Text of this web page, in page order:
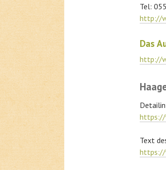
Tel:
http://
Das
http://
https://
Text
https://